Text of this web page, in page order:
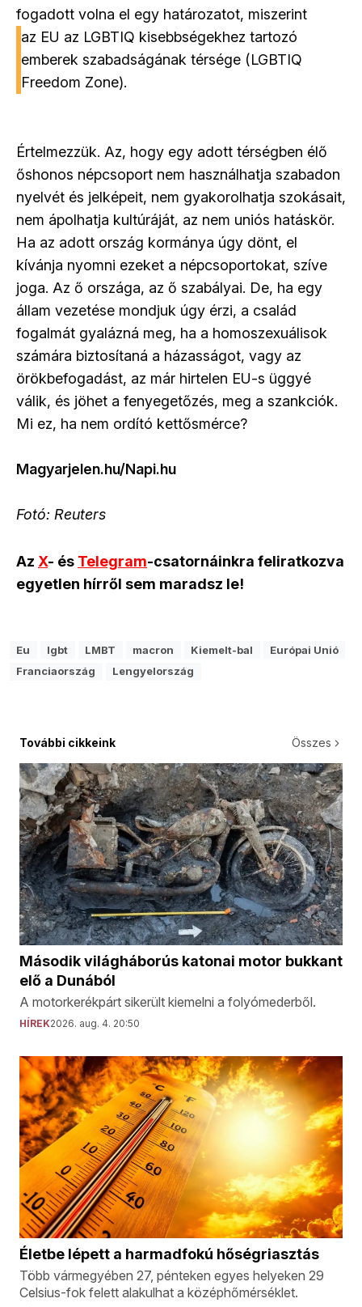
fogadott volna el egy határozatot, miszerint
az EU az LGBTIQ kisebbségekhez tartozó
emberek szabadságának térsége (LGBTIQ
Freedom Zone).
Értelmezzük. Az, hogy egy adott térségben élő
őshonos népcsoport nem használhatja szabadon
nyelvét és jelképeit, nem gyakorolhatja szokásait,
nem ápolhatja kultúráját, az nem uniós hatáskör.
Ha az adott ország kormánya úgy dönt, el
kívánja nyomni ezeket a népcsoportokat, szíve
joga. Az ő országa, az ő szabályai. De, ha egy
állam vezetése mondjuk úgy érzi, a család
fogalmát gyalázná meg, ha a homoszexuálisok
számára biztosítaná a házasságot, vagy az
örökbefogadást, az már hirtelen EU-s üggyé
válik, és jöhet a fenyegetőzés, meg a szankciók.
Mi ez, ha nem ordító kettősmérce?
Magyarjelen.hu/Napi.hu
Fotó: Reuters
Az X- és Telegram-csatornáinkra feliratkozva
egyetlen hírről sem maradsz le!
Eu lgbt LMBT macron Kiemelt-bal
Európai Unió
Franciaország
Lengyelország
További cikkeink Összes
Második világháborús katonai motor bukkant
elő a Dunából
A motorkerékpárt sikerült kiemelni a folyómederből.
HÍREK2026. aug. 4. 20:50
Életbe lépett a harmadfokú hőségriasztás
Több vármegyében 27, pénteken egyes helyeken 29
Celsius-fok felett alakulhat a középhőmérséklet.